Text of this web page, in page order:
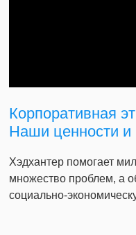
Корпоративная
Наши ценности и
Хэдхантер помогает
множество проблем, а
социально-